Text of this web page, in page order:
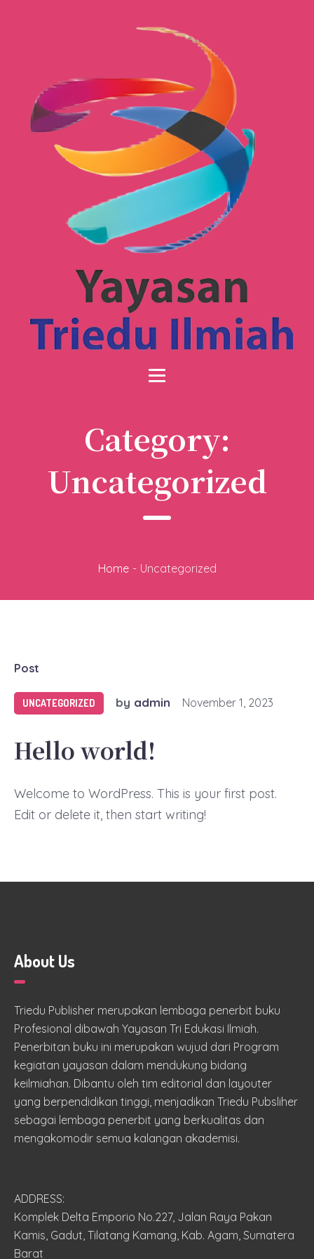
Category:
Uncategorized
Home - Uncategorized
Post
UNCATEGORIZED by admin November 1, 2023
Hello world!
Welcome to WordPress. This is your first post.
Edit or delete it, then start writing!
About Us
Triedu Publisher merupakan lembaga penerbit buku
Profesional dibawah Yayasan Tri Edukasi Ilmiah.
Penerbitan buku ini merupakan wujud dari Program
kegiatan yayasan dalam mendukung bidang
keilmiahan. Dibantu oleh tim editorial dan layouter
yang berpendidikan tinggi, menjadikan Triedu Pubsliher
sebagai lembaga penerbit yang berkualitas dan
mengakomodir semua kalangan akademisi.
ADDRESS:
Komplek Delta Emporio No.227, Jalan Raya Pakan
Kamis, Gadut, Tilatang Kamang, Kab. Agam, Sumatera
Barat